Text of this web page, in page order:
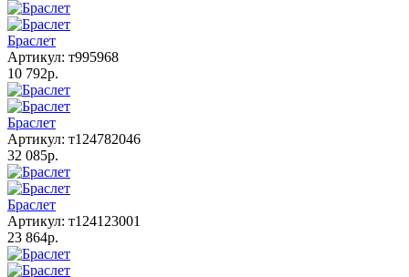
Браслет
Артикул: т995968
10 792р.
Браслет
Артикул: т124782046
32 085р.
Браслет
Артикул: т124123001
23 864р.